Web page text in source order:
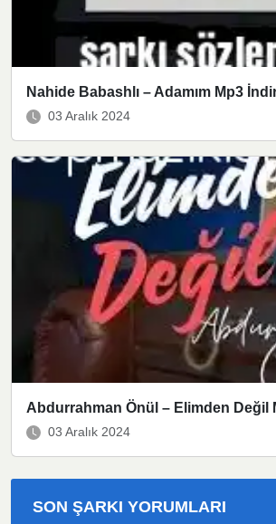
Nahide Babashlı – Adamım Mp3
03 Aralık 2024
Abdurrahman Önül – Elimden Değil
03 Aralık 2024
SON ŞARKI YORUMLARI